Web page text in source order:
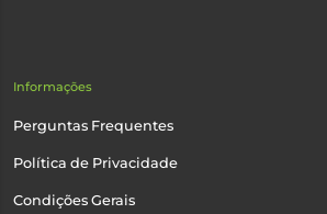
Informações
Perguntas Frequentes
Política de Privacidade
Condições Gerais